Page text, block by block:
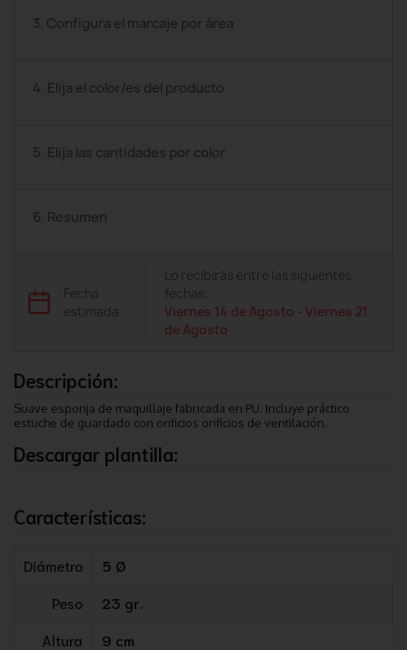
3. Configura el marcaje por área
4. Elija el color/es del producto
5. Elija las cantidades por color
6. Resumen
Fecha
estimada
Lo recibirás entre las siguientes
fechas:
Viernes 14 de Agosto -Viernes 21
de Agosto
Descripción:
Suave esponja de maquillaje fabricada en PU. Incluye práctico
estuche de guardado con orificios orificios de ventilación.
Descargar plantilla:
Características:
Diámetro
5 Ø
Peso
23 gr.
Altura
9 cm